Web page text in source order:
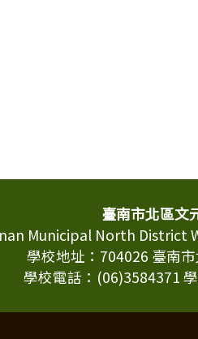
臺南市北區文
Municipal North District
學校地址：704026 臺南
學校電話：(06)3584371